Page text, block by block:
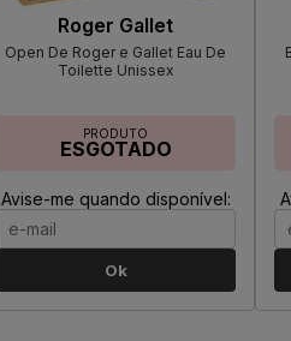
Roger Gallet
Open De Roger e Gallet Eau De
Toilette Unissex
PRODUTO
ESGOTADO
Avise-me quando disponível:
Ok